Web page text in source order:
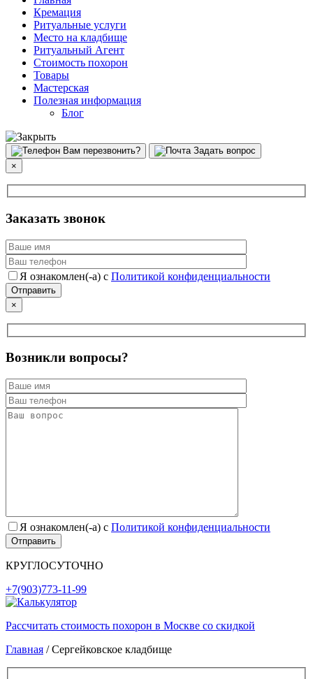
Кремация
Ритуальные услуги
Место на кладбище
Ритуальный Агент
Стоимость похорон
Товары
Мастерская
Полезная информация
Блог
Вам перезвонить?
Задать вопрос
×
Заказать звонок
Я ознакомлен(-а) с Политикой конфиденциальности
×
Возникли вопросы?
Я ознакомлен(-а) с Политикой конфиденциальности
КРУГЛОСУТОЧНО
+7(903)773-11-99
Рассчитать стоимость похорон в Москве со скидкой
Главная / Сергейковское кладбище